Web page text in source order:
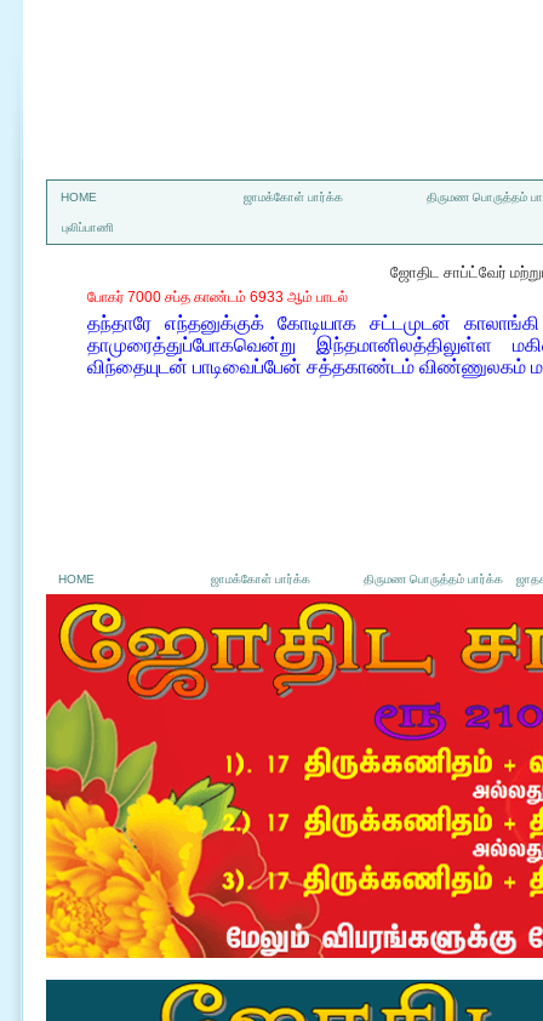
HOME ஜாமக்கோள் பார்க்க திருமண பொருத்தம்
புலிப்பாணி
ஜோதிட சாப்ட்வேர்
போகர் 7000 சப்த காண்டம் 6933 ஆம் பாடல்
தந்தாரே எந்தனுக்குக் கோடியாக சட்டமுடன்
தாமுரைத்துப்போகவென்று இந்தமானிலத்திலுள்ள
விந்தையுடன் பாடிவைப்பேன் சத்தகாண்டம்
HOME ஜாமக்கோள் பார்க்க திருமண பொருத்தம் பார்க்க